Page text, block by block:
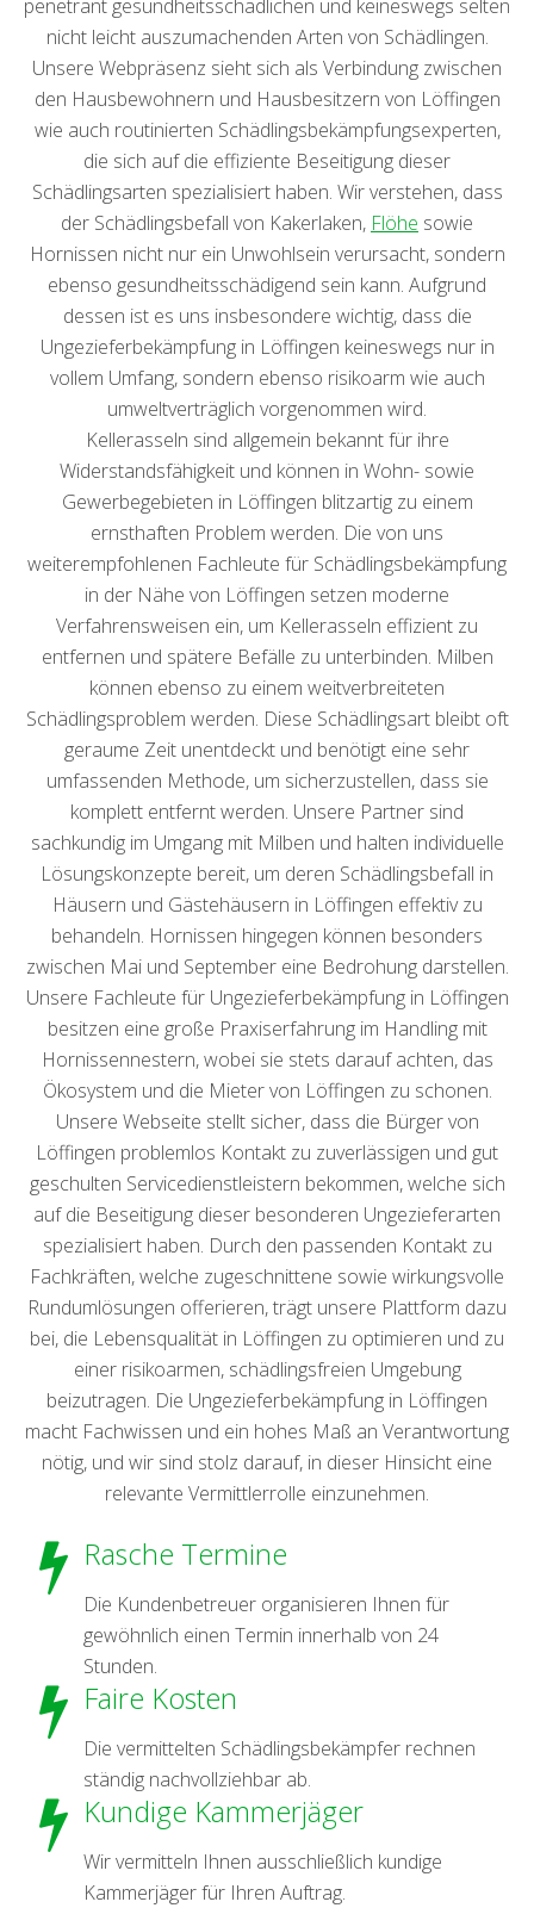
penetrant gesundheitsschädlichen und keineswegs selten
nicht leicht auszumachenden Arten von Schädlingen.
Unsere Webpräsenz sieht sich als Verbindung zwischen
den Hausbewohnern und Hausbesitzern von Löffingen
wie auch routinierten Schädlingsbekämpfungsexperten,
die sich auf die effiziente Beseitigung dieser
Schädlingsarten spezialisiert haben. Wir verstehen, dass
der Schädlingsbefall von Kakerlaken, Flöhe sowie
Hornissen nicht nur ein Unwohlsein verursacht, sondern
ebenso gesundheitsschädigend sein kann. Aufgrund
dessen ist es uns insbesondere wichtig, dass die
Ungezieferbekämpfung in Löffingen keineswegs nur in
vollem Umfang, sondern ebenso risikoarm wie auch
umweltverträglich vorgenommen wird.
Kellerasseln sind allgemein bekannt für ihre
Widerstandsfähigkeit und können in Wohn- sowie
Gewerbegebieten in Löffingen blitzartig zu einem
ernsthaften Problem werden. Die von uns
weiterempfohlenen Fachleute für Schädlingsbekämpfung
in der Nähe von Löffingen setzen moderne
Verfahrensweisen ein, um Kellerasseln effizient zu
entfernen und spätere Befälle zu unterbinden. Milben
können ebenso zu einem weitverbreiteten
Schädlingsproblem werden. Diese Schädlingsart bleibt oft
geraume Zeit unentdeckt und benötigt eine sehr
umfassenden Methode, um sicherzustellen, dass sie
komplett entfernt werden. Unsere Partner sind
sachkundig im Umgang mit Milben und halten individuelle
Lösungskonzepte bereit, um deren Schädlingsbefall in
Häusern und Gästehäusern in Löffingen effektiv zu
behandeln. Hornissen hingegen können besonders
zwischen Mai und September eine Bedrohung darstellen.
Unsere Fachleute für Ungezieferbekämpfung in Löffingen
besitzen eine große Praxiserfahrung im Handling mit
Hornissennestern, wobei sie stets darauf achten, das
Ökosystem und die Mieter von Löffingen zu schonen.
Unsere Webseite stellt sicher, dass die Bürger von
Löffingen problemlos Kontakt zu zuverlässigen und gut
geschulten Servicedienstleistern bekommen, welche sich
auf die Beseitigung dieser besonderen Ungezieferarten
spezialisiert haben. Durch den passenden Kontakt zu
Fachkräften, welche zugeschnittene sowie wirkungsvolle
Rundumlösungen offerieren, trägt unsere Plattform dazu
bei, die Lebensqualität in Löffingen zu optimieren und zu
einer risikoarmen, schädlingsfreien Umgebung
beizutragen. Die Ungezieferbekämpfung in Löffingen
macht Fachwissen und ein hohes Maß an Verantwortung
nötig, und wir sind stolz darauf, in dieser Hinsicht eine
relevante Vermittlerrolle einzunehmen.
Rasche Termine
Die Kundenbetreuer organisieren Ihnen für
gewöhnlich einen Termin innerhalb von 24
Stunden.
Faire Kosten
Die vermittelten Schädlingsbekämpfer rechnen
ständig nachvollziehbar ab.
Kundige Kammerjäger
Wir vermitteln Ihnen ausschließlich kundige
Kammerjäger für Ihren Auftrag.